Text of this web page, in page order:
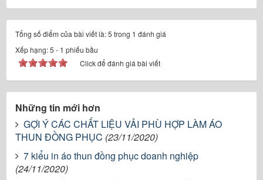
Tổng số điểm của bài viết là: 5 trong 1 đánh giá
Xếp hạng:5 - 1 phiếu bầu
Click để đánh giá bài viết
Những tin mới hơn
GỢI Ý CÁC CHẤT LIỆU VẢI PHÙ HỢP LÀM ÁO
THUN ĐỒNG PHỤC (23/11/2020)
7 kiểu in áo thun đồng phục doanh nghiệp
(24/11/2020)